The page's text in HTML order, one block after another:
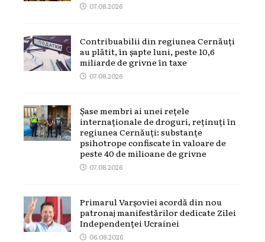
07.08.2026
Contribuabilii din regiunea Cernăuți
au plătit, în șapte luni, peste 10,6
miliarde de grivne în taxe
07.08.2026
Șase membri ai unei rețele
internaționale de droguri, reținuți în
regiunea Cernăuți: substanțe
psihotrope confiscate în valoare de
peste 40 de milioane de grivne
07.08.2026
Primarul Varșoviei acordă din nou
patronaj manifestărilor dedicate Zilei
Independenței Ucrainei
06.08.2026